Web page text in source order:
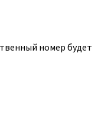
номер будет